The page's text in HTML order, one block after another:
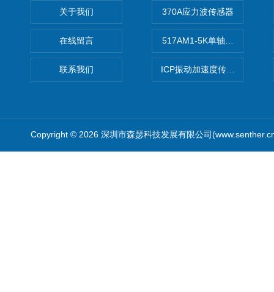
关于我们
在线留言
联系我们
370A应力波传感器
517AM1-5K单轴冲击IEPE加
ICP振动加速度传感器
Copyright © 2026 深圳市森瑟科技发展有限公司